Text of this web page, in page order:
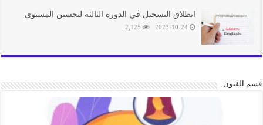
انطلاق التسجيل في الدورة الثالثة لتحسين المستوى
2023-10-24
2,125
قسم الفنون